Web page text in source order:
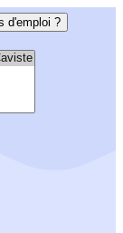
d'emploi ?